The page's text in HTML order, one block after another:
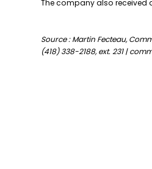
The company also received
Source : Martin Fecteau,
(418) 338-2188, ext. 231 |